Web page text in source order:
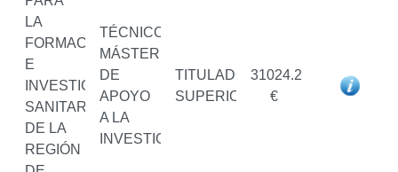
LA
FORMACIÓN
E
INVESTIGACIÓN
SANITARIAS
DE LA
REGIÓN
TÉCNICO/A
MÁSTER
DE
APOYO
A LA
INVESTIGACIÓN
TITULADO/A
SUPERIOR
31024.2
€